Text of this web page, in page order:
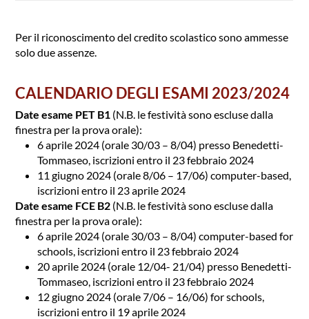
Per il riconoscimento del credito scolastico sono ammesse
solo due assenze.
CALENDARIO DEGLI ESAMI 2023/2024
Date esame PET B1 (N.B. le festività sono escluse dalla
finestra per la prova orale):
6 aprile 2024 (orale 30/03 – 8/04) presso Benedetti-
Tommaseo, iscrizioni entro il 23 febbraio 2024
11 giugno 2024 (orale 8/06 – 17/06) computer-based,
iscrizioni entro il 23 aprile 2024
Date esame FCE B2 (N.B. le festività sono escluse dalla
finestra per la prova orale):
6 aprile 2024 (orale 30/03 – 8/04) computer-based for
schools, iscrizioni entro il 23 febbraio 2024
20 aprile 2024 (orale 12/04- 21/04) presso Benedetti-
Tommaseo, iscrizioni entro il 23 febbraio 2024
12 giugno 2024 (orale 7/06 – 16/06) for schools,
iscrizioni entro il 19 aprile 2024